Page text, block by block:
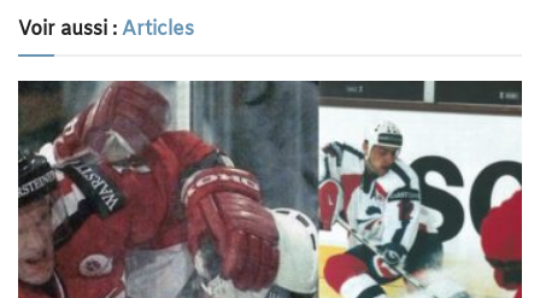
Voir aussi :Articles